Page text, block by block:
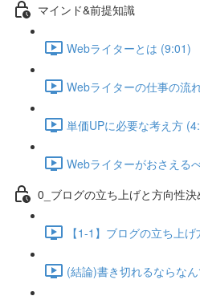
マインド&前提知識
Webライターとは (9:01)
Webライターの仕事の流
単価UPに必要な考え方
Webライターがおさえる
0_ブログの立ち上げと方向性決
【1-1】ブログの立ち上
(結論)書き切れるならな